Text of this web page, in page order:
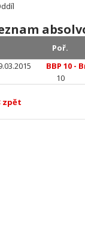
Poř.
BBP 10 -
10
zpět